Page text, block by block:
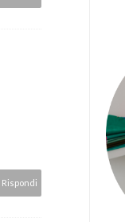
Rispondi